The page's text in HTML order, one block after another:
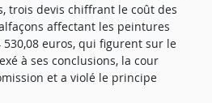
trois devis chiffrant le coût des
affectant les peintures
euros, qui figurent sur le
à ses conclusions, la cour
et a violé le principe